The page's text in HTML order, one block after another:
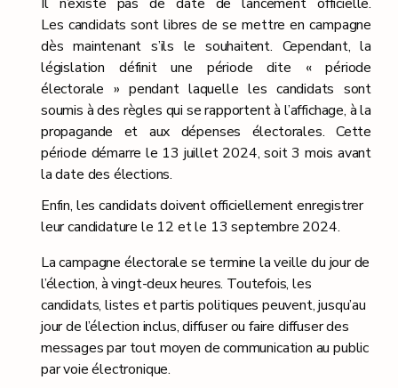
Les candidats sont libres de se mettre en campagne
dès maintenant s’ils le souhaitent. Cependant, la
législation définit une période dite « période
électorale » pendant laquelle les candidats sont
soumis à des règles qui se rapportent à l’affichage, à la
propagande et aux dépenses électorales. Cette
période démarre le 13 juillet 2024, soit 3 mois avant
la date des élections.
Enfin, les candidats doivent officiellement enregistrer
leur candidature le 12 et le 13 septembre 2024.
La campagne électorale se termine la veille du jour de
l’élection, à vingt-deux heures. Toutefois, les
candidats, listes et partis politiques peuvent, jusqu’au
jour de l’élection inclus, diffuser ou faire diffuser des
messages par tout moyen de communication au public
par voie électronique.